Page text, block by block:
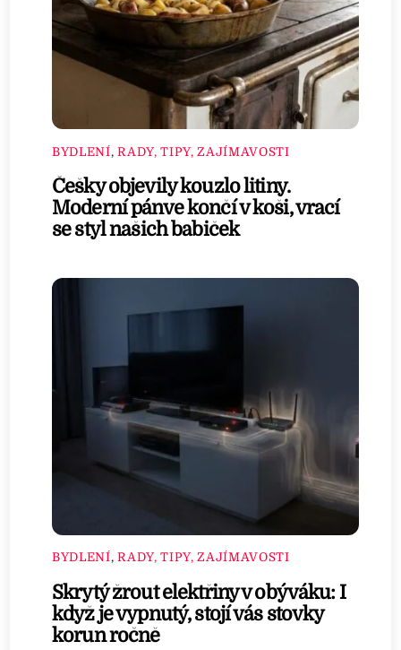
BYDLENÍ,RADY, TIPY, ZAJÍMAVOSTI
Češky objevily kouzlo litiny.
Moderní pánve končí v koši, vrací
se styl našich babiček
BYDLENÍ,RADY, TIPY, ZAJÍMAVOSTI
Skrytý žrout elektřiny v obýváku: I
když je vypnutý, stojí vás stovky
korun ročně